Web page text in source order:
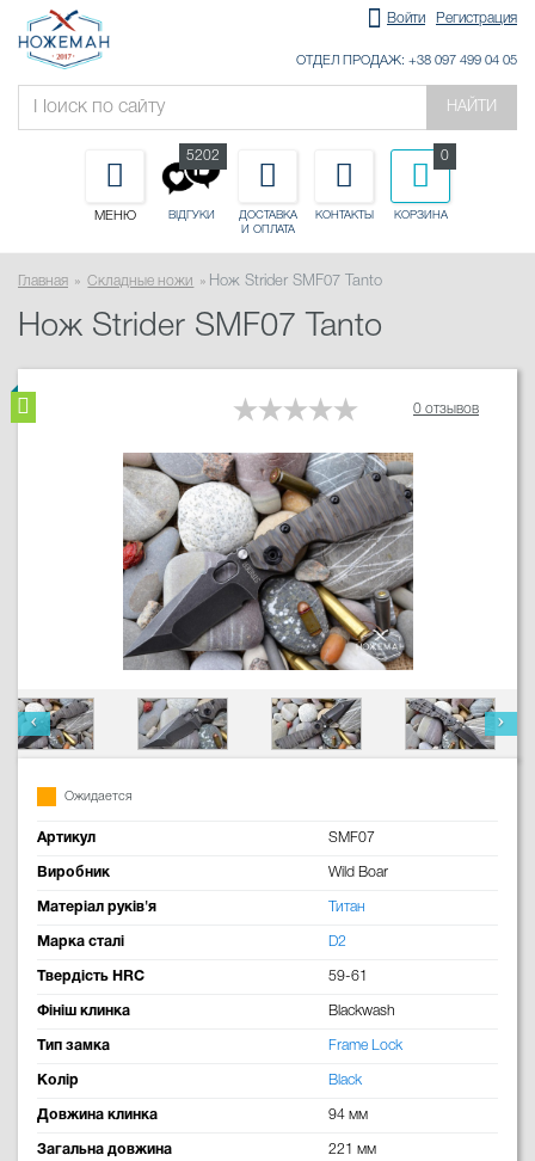
Войти Регистрация
ОТДЕЛ ПРОДАЖ: +38 097 499 04 05
НАЙТИ
МЕНЮ ВІДГУКИ
5202
ДОСТАВКА
И ОПЛАТА
КОНТАКТЫ КОРЗИНА
0
Главная Складные ножи Нож Strider SMF07 Tanto
Нож Strider SMF07 Tanto
0 отзывов
Ожидается
Артикул SMF07
Виробник Wild Boar
Матеріал руків'я Титан
Марка сталі D2
Твердість HRC 59-61
Фініш клинка Blackwash
Тип замка Frame Lock
Колір Black
Довжина клинка 94 мм
Загальна довжина 221 мм